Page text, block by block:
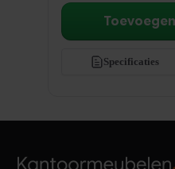
Specificaties